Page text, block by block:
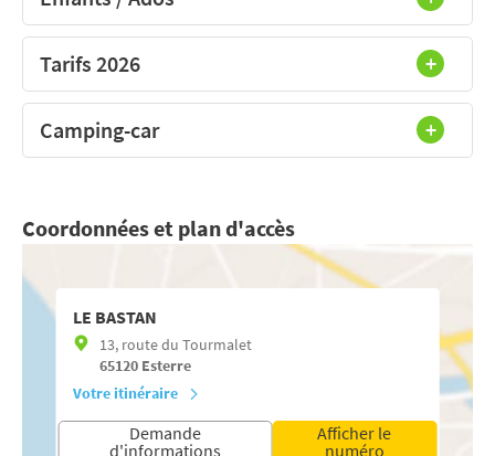
Tarifs 2026
Camping-car
Coordonnées et plan d'accès
LE BASTAN
13, route du Tourmalet
65120 Esterre
Votre itinéraire
Demande
d'informations
Afficher le
numéro